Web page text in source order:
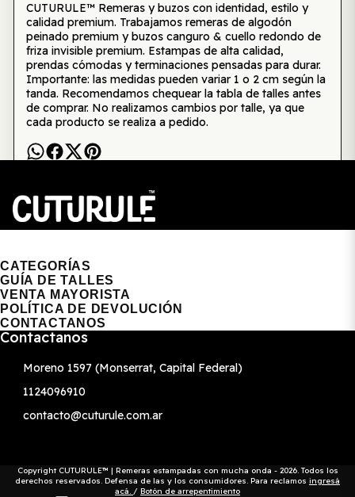
CUTURULE™ Remeras y buzos con identidad, estilo y
calidad premium. Trabajamos remeras de algodón
peinado premium y buzos canguro & cuello redondo de
friza invisible premium. Estampas de alta calidad,
prendas cómodas y terminaciones pensadas para durar.
Importante: las medidas pueden variar 1 o 2 cm según la
tanda. Recomendamos chequear la tabla de talles antes
de comprar. No realizamos cambios por talle, ya que
cada producto se realiza a pedido.
CATEGORÍAS
GUÍA DE TALLES
VENTA MAYORISTA
POLÍTICA DE DEVOLUCIÓN
CONTACTANOS
Contactanos
Moreno 1597 (Monserrat, Capital Federal)
1124096910
contacto@cuturule.com.ar
Copyright CUTURULE™ | Remeras estampadas con mucha onda - 2026. Todos los
derechos reservados. Defensa de las y los consumidores. Para reclamos ingresá
acá. / Botón de arrepentimiento